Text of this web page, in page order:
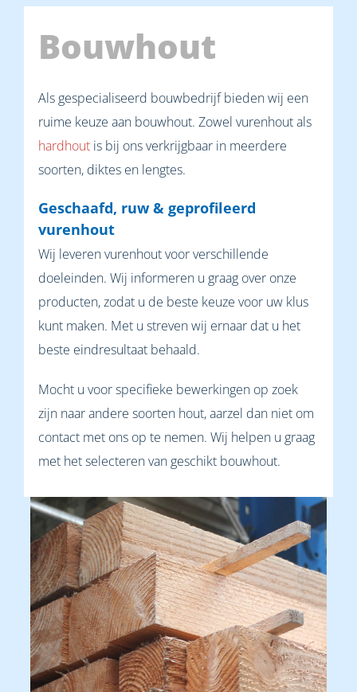
Bouwhout
Als gespecialiseerd bouwbedrijf bieden wij een
ruime keuze aan bouwhout. Zowel vurenhout als
hardhoutis bij ons verkrijgbaar in meerdere
soorten, diktes en lengtes.
Geschaafd, ruw & geprofileerd
vurenhout
Wij leveren vurenhout voor verschillende
doeleinden. Wij informeren u graag over onze
producten, zodat u de beste keuze voor uw klus
kunt maken. Met u streven wij ernaar dat u het
beste eindresultaat behaald.
Mocht u voor specifieke bewerkingen op zoek
zijn naar andere soorten hout, aarzel dan niet om
contact met ons op te nemen. Wij helpen u graag
met het selecteren van geschikt bouwhout.